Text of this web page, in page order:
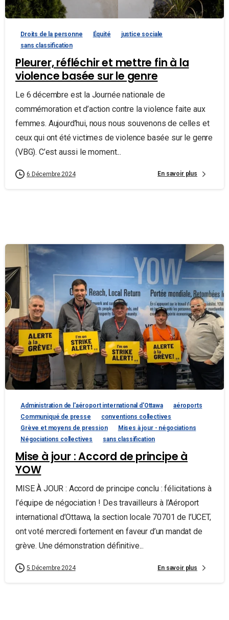
Droits de la personne Équité
justice sociale
sans classification
Pleurer, réfléchir et mettre fin à la
violence basée sur le genre
Le 6 décembre est la Journée nationale de
commémoration et d’action contre la violence faite aux
femmes. Aujourd’hui, nous nous souvenons de celles et
ceux qui ont été victimes de violence basée sur le genre
(VBG). C’est aussi le moment...
6 Décembre 2024 En savoir plus
Administration de l'aéroport international d'Ottawa
aéroports
Communiqué de presse
conventions collectives
Grève et moyens de pression
Mises à jour - négociations
Négociations collectives
sans classification
Mise à jour : Accord de principe à
YOW
MISE À JOUR : Accord de principe conclu : félicitations à
l’équipe de négociation ! Des travailleurs à l’Aéroport
international d’Ottawa, la section locale 70701 de l’UCET,
ont voté mercredi fortement en faveur d’un mandat de
grève. Une démonstration définitive...
5 Décembre 2024 En savoir plus